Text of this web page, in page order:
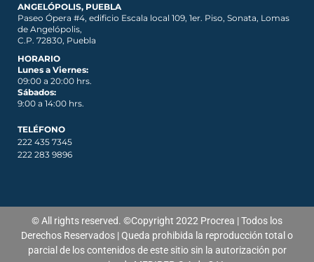
ANGELÓPOLIS, PUEBLA
Paseo Ópera #4, edificio Escala local 109, 1er. Piso, Sonata, Lomas
de Angelópolis,
C.P. 72830, Puebla
HORARIO
Lunes a Viernes:
09:00 a 20:00 hrs.
Sábados:
9:00 a 14:00 hrs.
TELÉFONO
222 435 7345
222 283 9896
© All rights reserved. ©Copyright 2022 Procrea | Todos los
Derechos Reservados | Queda prohibida la reproducción total o
parcial de los contenidos deestesitio sin la autorización por